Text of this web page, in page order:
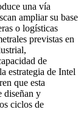
una vía
ampliar su base
o logísticas
previstas en
de
estrategia de Intel
que esta
diseñan y
ciclos de